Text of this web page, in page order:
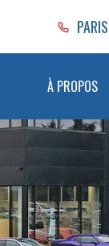
PARIS
À PROPOS